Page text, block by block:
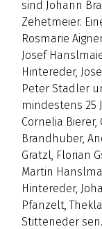
sind Johann
Zehetmeier.
Rosmarie
Josef
Hintereder,
Peter Stadler
mindestens 25
Cornelia
Brandhuber,
Gratzl, Florian
Martin
Hintereder,
Pfanzelt,
Stitteneder